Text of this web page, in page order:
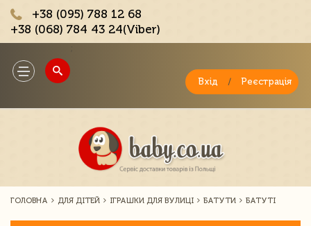
+38 (095) 788 12 68
+38 (068) 784 43 24(Viber)
Toggle
navigation
Вхід / Реєстрація
ГОЛОВНА ДЛЯ ДІТЕЙ ІГРАШКИ ДЛЯ ВУЛИЦІ БАТУТИ БАТУТІ